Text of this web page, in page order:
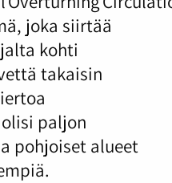
joka siirtää
kohti
takaisin
paljon
pohjoiset alueet